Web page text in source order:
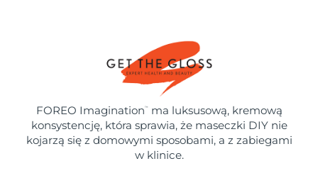
FOREO Imagination ™
ma luksusową, kremową
konsystencję, która sprawia, że maseczki DIY nie
kojarzą się z domowymi sposobami, a z zabiegami
w klinice.